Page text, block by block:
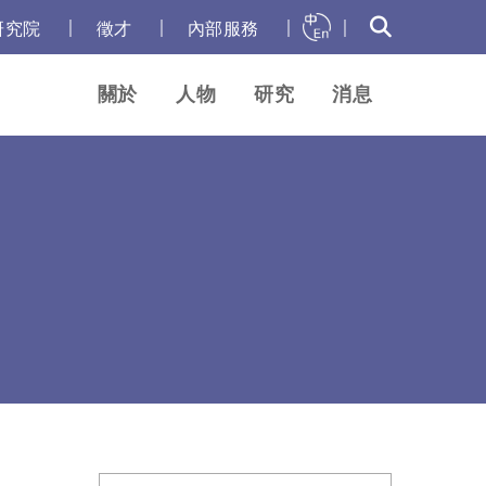
究院 徵才 內部服務
關於 人物 研究 消息